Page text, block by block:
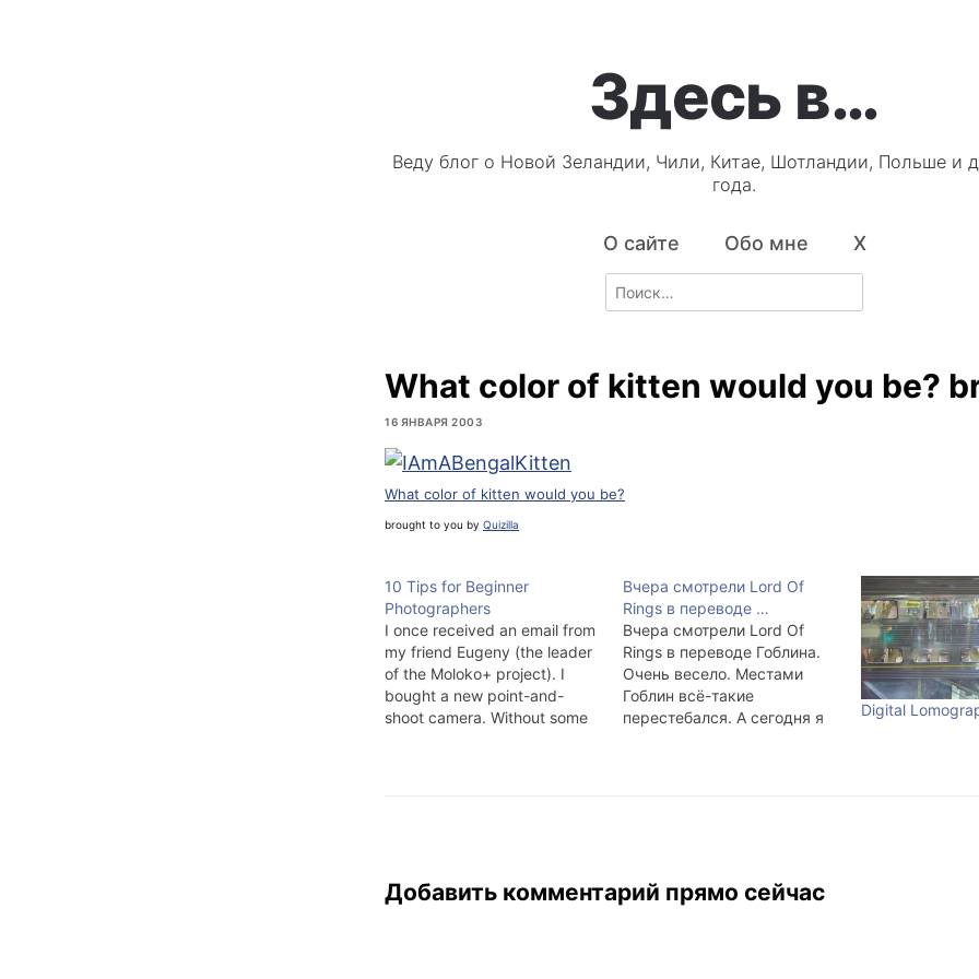
Здесь в…
Веду блог о Новой Зеландии, Чили, Китае, Шотландии, Польше и
года.
О сайте Обо мне X
Search
for:
What color of kitten would you be?
16 ЯНВАРЯ 2003
What color of kitten would you be?
brought to you by Quizilla
10 Tips for Beginner
Photographers
I once received an email from
my friend Eugeny (the leader
of the Moloko+ project). I
bought a new point-and-
shoot camera. Without some
Вчера смотрели Lord Of
Rings в переводе …
Вчера смотрели Lord Of
Rings в переводе Гоблина.
Очень весело. Местами
Гоблин всё-такие
перестебался. А сегодня я
Digital
Добавить комментарий прямо сейчас